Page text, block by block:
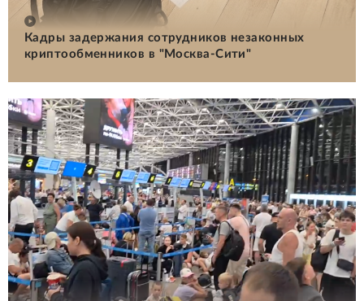
Кадры задержания сотрудников незаконных
криптообменников в "Москва-Сити"